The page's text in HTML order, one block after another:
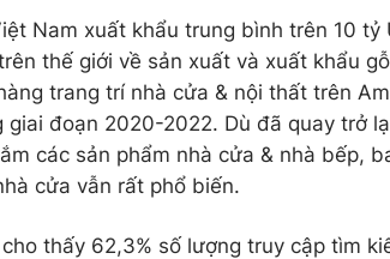
Nam xuất khẩu trung bình trên 10
thế giới về sản xuất và xuất khẩu
trang trí nhà cửa & nội thất trên
đoạn 2020-2022. Dù đã quay trở
các sản phẩm nhà cửa & nhà bếp,
cửa vẫn rất phổ biến.
thấy 62,3% số lượng truy cập tìm